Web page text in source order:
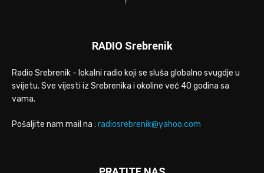
RADIO Srebrenik
Radio Srebrenik - lokalni radio koji se sluša globalno svugdje u
svijetu. Sve vijesti iz Srebrenika i okoline već 40 godina sa
vama.
Pošaljite nam mail na : radiosrebrenik@yahoo.com